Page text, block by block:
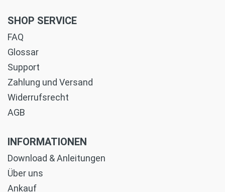
SHOP SERVICE
FAQ
Glossar
Support
Zahlung und Versand
Widerrufsrecht
AGB
INFORMATIONEN
Download & Anleitungen
Über uns
Ankauf